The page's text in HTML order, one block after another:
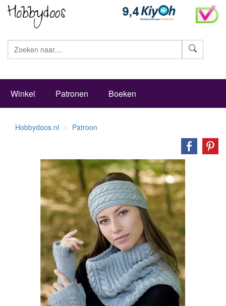
Winkel Patronen Boeken
Hobbydoos.nl Patroon